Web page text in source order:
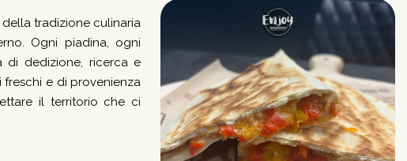
tradizione culinaria
Ogni piadina, ogni
di dedizione, ricerca e
e di provenienza
il territorio che ci